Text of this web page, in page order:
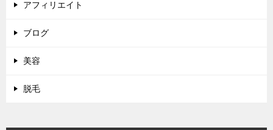
アフィリエイト
ブログ
美容
脱毛